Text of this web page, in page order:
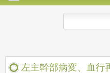
左主幹部病変、血行